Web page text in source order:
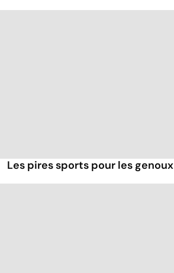
Les pires sports pour les genoux